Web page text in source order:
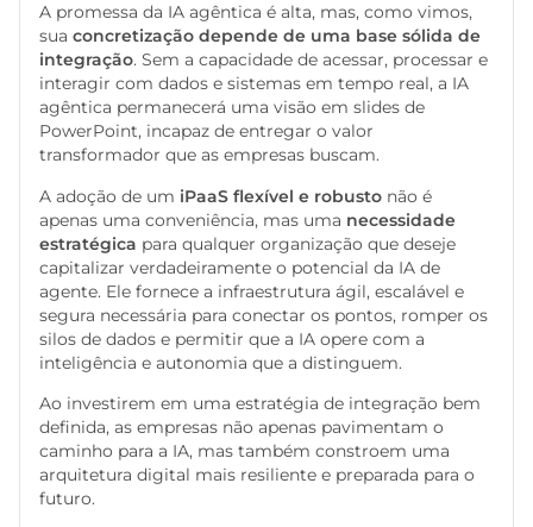
A promessa da IA agêntica é alta, mas, como vimos,
sua concretização depende de uma base sólida de
integração. Sem a capacidade de acessar, processar e
interagir com dados e sistemas em tempo real, a IA
agêntica permanecerá uma visão em slides de
PowerPoint, incapaz de entregar o valor
transformador que as empresas buscam.
A adoção de um iPaaS flexível e robusto não é
apenas uma conveniência, mas uma necessidade
estratégica para qualquer organização que deseje
capitalizar verdadeiramente o potencial da IA de
agente. Ele fornece a infraestrutura ágil, escalável e
segura necessária para conectar os pontos, romper os
silos de dados e permitir que a IA opere com a
inteligência e autonomia que a distinguem.
Ao investirem em uma estratégia de integração bem
definida, as empresas não apenas pavimentam o
caminho para a IA, mas também constroem uma
arquitetura digital mais resiliente e preparada para o
futuro.